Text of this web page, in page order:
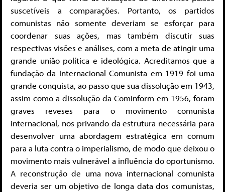
suscetíveis a comparações. Portanto, os partidos
comunistas não somente deveriam se esforçar para
coordenar suas ações, mas também discutir suas
respectivas visões e análises, com a meta de atingir uma
grande união política e ideológica. Acreditamos que a
fundação da Internacional Comunista em 1919 foi uma
grande conquista, ao passo que sua dissolução em 1943,
assim como a dissolução da Cominform em 1956, foram
graves reveses para o movimento comunista
internacional, nos privando da estrutura necessária para
desenvolver uma abordagem estratégica em comum
para a luta contra o imperialismo, de modo que deixou o
movimento mais vulnerável a influência do oportunismo.
A reconstrução de uma nova internacional comunista
deveria ser um objetivo de longa data dos comunistas,